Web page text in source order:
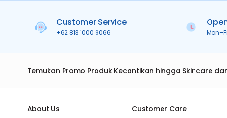
Customer Service
+62 813 1000 9066
Temukan Promo Produk Kecantikan hingga Skincare
About Us Customer Care